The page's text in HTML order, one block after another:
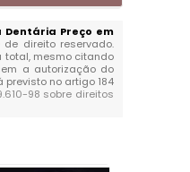
Dentária Preço em
de direito reservado.
total, mesmo citando
a autorização do
previsto no artigo 184
98 sobre direitos